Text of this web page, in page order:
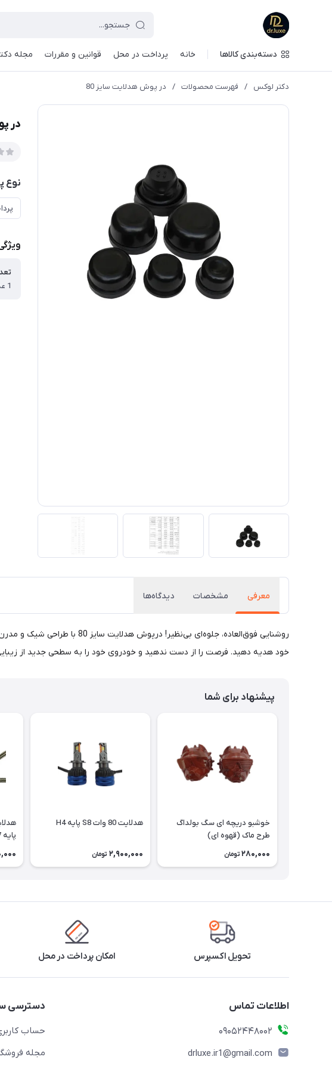
دسته‌بندی کالاها خانه پرداخت در محل قوانین و مقررات مجله
دکتر لوکس / فهرست محصولات / در پوش هدلایت سایز 80
در
نوع
1 عدد
معرفی مشخصات دیدگاه‌ها
روشنایی فوق‌العاده، جلوه‌ای
خود هدیه دهید. فرصت را از دست ندهید و خودروی خود را به سطحی جدید از زیبایی
پیشنهاد برای شما
خوشبو دریچه ای سگ بولداگ
طرح ماک (قهوه ای)
280,000 تومان
هدلایت 80 وات S8 پایه H4
2,900,000 تومان
پایه H7 اصلی
تحویل اکسپرس امکان پرداخت در محل
اطلاعات تماس
09052448002
drluxe.ir1@gmail.com
دسترسی
حساب
مجله